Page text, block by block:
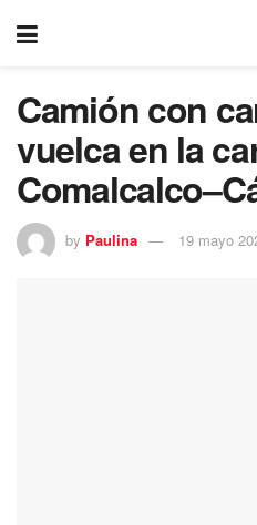
Camión con
vuelca en la
by Paulina 19 mayo